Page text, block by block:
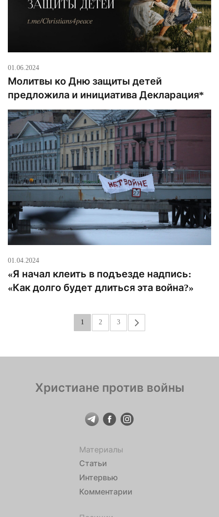
01.06.2024
Молитвы ко Дню защиты детей
предложила и инициатива Декларация*
01.04.2024
«Я начал клеить в подъезде надпись:
«Как долго будет длиться эта война?»
1 2 3 »
Христиане против войны
Материалы
Статьи
Интервью
Комментарии